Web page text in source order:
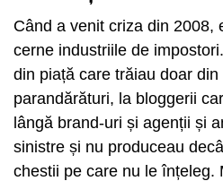
Când a venit criza din 2008,
cerne industriile de
din piață care trăiau doar din
parandărături, la bloggerii
lângă brand-uri și agenții și
sinistre și nu produceau
chestii pe care nu le înțeleg.